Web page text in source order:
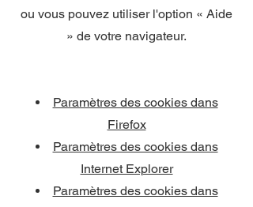
ou vous pouvez utiliser l'option « Aide
» de votre navigateur.
Paramètres des cookies dans
Firefox
Paramètres des cookies dans
Internet Explorer
Paramètres des cookies dans